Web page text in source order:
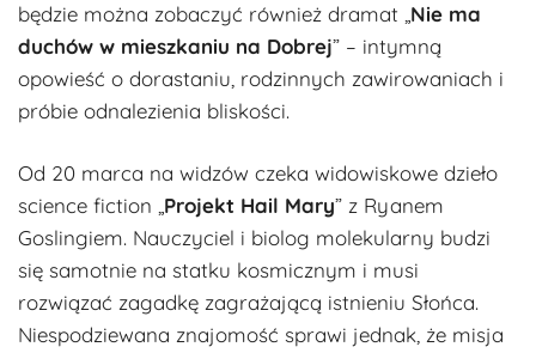
będzie można zobaczyć również dramat „ Nie ma
duchów w mieszkaniu na Dobrej” – intymną
opowieść o dorastaniu, rodzinnych zawirowaniach i
próbie odnalezienia bliskości.
Od 20 marca na widzów czeka widowiskowe dzieło
science fiction „ Projekt Hail Mary” z Ryanem
Goslingiem. Nauczyciel i biolog molekularny budzi
się samotnie na statku kosmicznym i musi
rozwiązać zagadkę zagrażającą istnieniu Słońca.
Niespodziewana znajomość sprawi jednak, że misja